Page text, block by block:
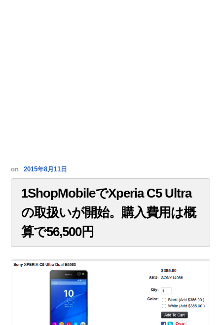
on 2015年8月11日
1ShopMobileでXperia C5 Ultra
の取扱いが開始。購入費用は概
算で56,500円